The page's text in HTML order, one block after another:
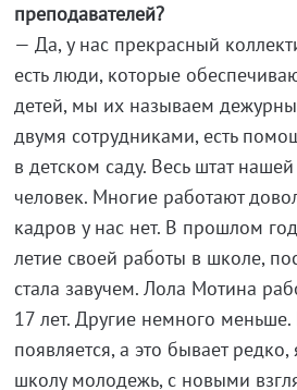
преподавателей?
— Да, у нас прекрасный
есть люди, которые
детей, мы их называем
двумя сотрудниками, есть
в детском саду. Весь штат
человек. Многие работают
кадров у нас нет. В прошлом
летие своей работы в школе,
стала завучем. Лола Мотина
17 лет. Другие немного меньше.
появляется, а это бывает редко,
школу молодежь, с новыми